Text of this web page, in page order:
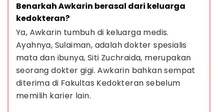
Benarkah Awkarin berasal dari keluarga
kedokteran?
Ya, Awkarin tumbuh di keluarga medis.
Ayahnya, Sulaiman, adalah dokter spesialis
mata dan ibunya, Siti Zuchraida, merupakan
seorang dokter gigi. Awkarin bahkan sempat
diterima di Fakultas Kedokteran sebelum
memilih karier lain.